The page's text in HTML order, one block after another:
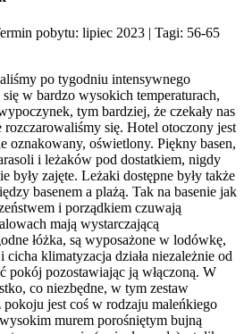
pobytu: lipiec 2023 | Tagi: 56-65
po tygodniu intensywnego
w bardzo wysokich temperaturach,
tym bardziej, że czekały nas
rozczarowaliśmy się. Hotel otoczony jest
oznakowany, oświetlony. Piękny basen,
i leżaków pod dostatkiem, nigdy
były zajęte. Leżaki dostępne były także
basenem a plażą. Tak na basenie jak
i porządkiem czuwają
mają wystarczającą
łóżka, są wyposażone w lodówkę,
cicha klimatyzacja działa niezależnie od
pokój pozostawiając ją włączoną. W
co niezbędne, w tym zestaw
jest coś w rodzaju maleńkiego
murem porośniętym bujną